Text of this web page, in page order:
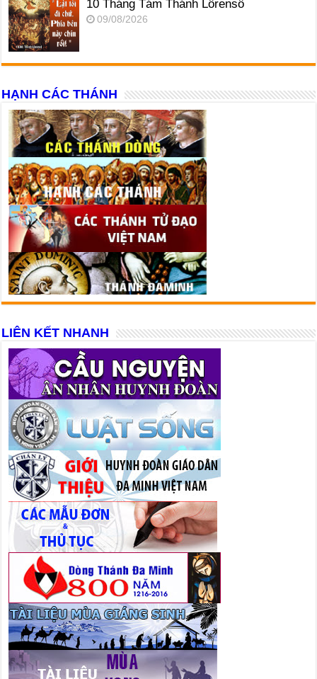
10 Tháng Tám Thánh Lôrensô
09/08/2026
HẠNH CÁC THÁNH
LIÊN KẾT NHANH